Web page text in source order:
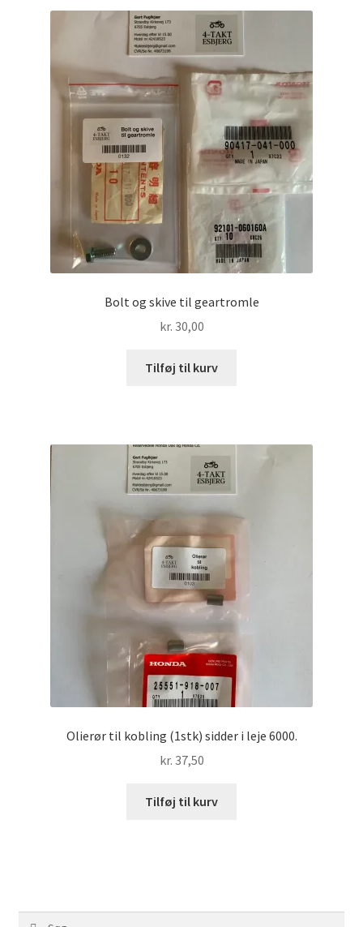
Bolt og skive til geartromle
kr. 30,00
Tilføj til kurv
Olierør til kobling (1stk) sidder i leje 6000.
kr. 37,50
Tilføj til kurv